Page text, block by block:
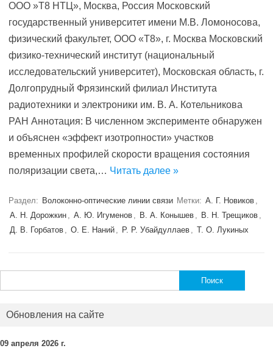
ООО »Т8 НТЦ», Москва, Россия Московский
государственный университет имени М.В. Ломоносова,
физический факультет, ООО «Т8», г. Москва Московский
физико-технический институт (национальный
исследовательский университет), Московская облаcть, г.
Долгопрудный Фрязинский филиал Института
радиотехники и электроники им. В. А. Котельникова
РАН Аннотация: В численном эксперименте обнаружен
и объяснен «эффект изотропности» участков
временных профилей скорости вращения состояния
поляризации света,… Читать далее »
Раздел: Волоконно-оптические линии связи Метки: А. Г. Новиков ,
А. Н. Дорожкин , А. Ю. Игуменов , В. А. Конышев , В. Н. Трещиков ,
Д. В. Горбатов , О. Е. Наний , Р. Р. Убайдуллаев , Т. О. Лукиных
Обновления на сайте
09 апреля 2026 г.